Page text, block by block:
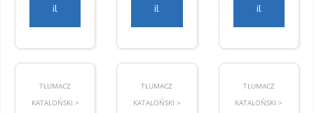
il
il
il
TŁUMACZ
KATALOŃSKI >
TŁUMACZ
KATALOŃSKI >
TŁUMACZ
KATALOŃSKI >